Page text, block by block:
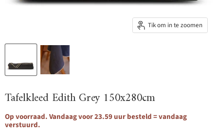
Tik om in te zoomen
Tafelkleed Edith Grey 150x280cm
Op voorraad. Vandaag voor 23.59 uur besteld = vandaag
verstuurd.